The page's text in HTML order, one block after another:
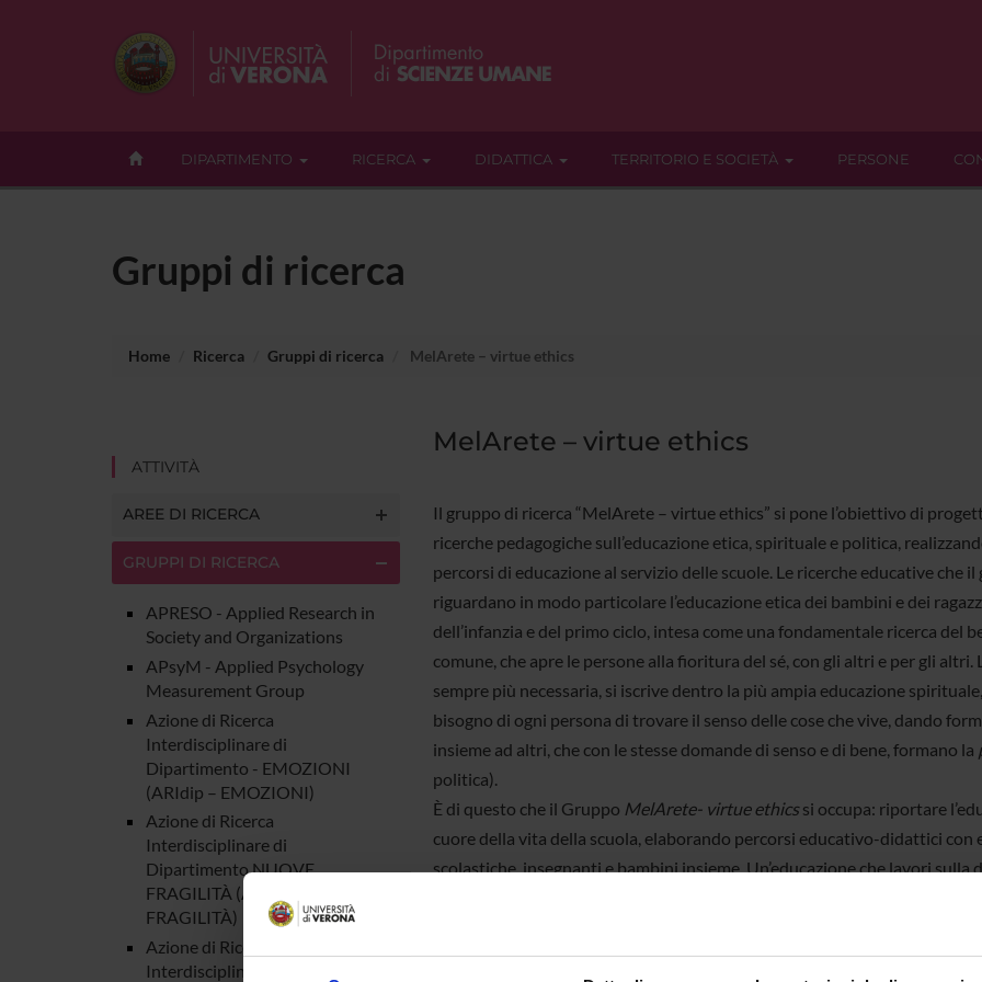
DIPARTIMENTO RICERCA DIDATTICA TERRITORIO E SOCIETÀ PERSONE
Gruppi di ricerca
Home Ricerca Gruppi di ricerca MelArete – virtue ethics
ATTIVITÀ
AREE DI RICERCA
GRUPPI DI RICERCA
APRESO - Applied Research in
Society and Organizations
APsyM - Applied Psychology
Measurement Group
Azione di Ricerca
Interdisciplinare di
Dipartimento - EMOZIONI
(ARIdip – EMOZIONI)
Azione di Ricerca
Interdisciplinare di
Dipartimento NUOVE
FRAGILITÀ (ARIdip – NUOVE
FRAGILITÀ)
Azione di Ricerca
Interdisciplinare di
MelArete – virtue ethics
Il gruppo di ricerca “MelArete – virtue ethics” si pone l’obiettivo di
ricerche pedagogiche sull’educazione etica, spirituale e politica,
percorsi di educazione al servizio delle scuole. Le ricerche educative che il
riguardano in modo particolare l’educazione etica dei bambini e dei
dell’infanzia e del primo ciclo, intesa come una fondamentale ricerca del
comune, che apre le persone alla fioritura del sé, con gli altri e per gli altri.
sempre più necessaria, si iscrive dentro la più ampia educazione
bisogno di ogni persona di trovare il senso delle cose che vive, dando
insieme ad altri, che con le stesse domande di senso e di bene, formano la
politica).
È di questo che il Gruppo MelArete- virtue ethicssi occupa: riportare
cuore della vita della scuola, elaborando percorsi educativo-didattici con
scolastiche, insegnanti e bambini insieme. Un’educazione che lavori sulla
nome “MelArete” fonde in sé la dimensione della cura educativa (melete)